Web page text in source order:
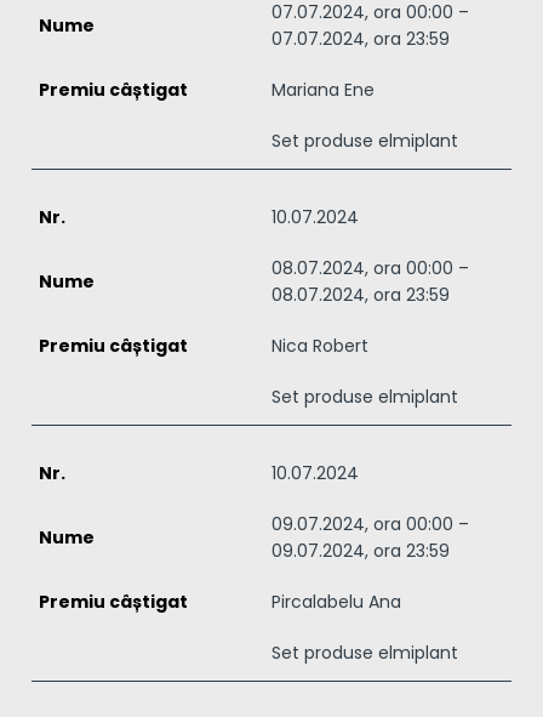
07.07.2024, ora 00:00 –
07.07.2024, ora 23:59
Mariana Ene
Set produse elmiplant
10.07.2024
08.07.2024, ora 00:00 –
08.07.2024, ora 23:59
Nica Robert
Set produse elmiplant
10.07.2024
09.07.2024, ora 00:00 –
09.07.2024, ora 23:59
Pircalabelu Ana
Set produse elmiplant